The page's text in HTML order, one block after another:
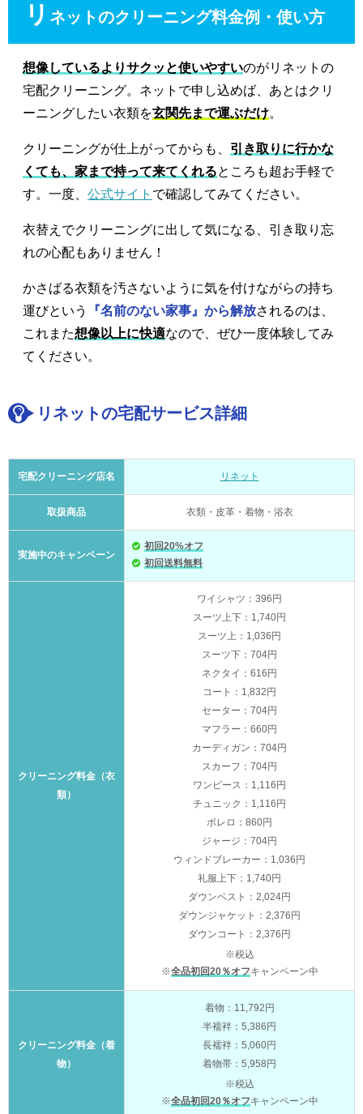
リ ネットのクリーニング料金例・使い方
想像しているよりサクッと使いやすいのがリネットの
宅配クリーニング。ネットで申し込めば、あとはクリ
ーニングしたい衣類を玄関先まで運ぶだけ。
クリーニングが仕上がってからも、 引き取りに行かな
くても、家まで持って来てくれるところも超お手軽で
す。一度、 公式サイト で確認してみてください。
衣替えでクリーニングに出して気になる、引き取り忘
れの心配もありません！
かさばる衣類を汚さないように気を付けながらの持ち
運びという
『名前のない家事』から解放されるのは、
これまた想像以上に快適なので、ぜひ一度体験してみ
てください。
リネットの宅配サービス詳細
宅配クリーニング店名 リネット
取扱商品 衣類・皮革・着物・浴衣
実施中のキャンペーン
初回20%オフ
初回送料無料
クリーニング料金（衣
類）
ワイシャツ：396円
スーツ上下：1,740円
スーツ上：1,036円
スーツ下：704円
ネクタイ：616円
コート：1,832円
セーター：704円
マフラー：660円
カーディガン：704円
スカーフ：704円
ワンピース：1,116円
チュニック：1,116円
ボレロ：860円
ジャージ：704円
ウィンドブレーカー：1,036円
礼服上下：1,740円
ダウンベスト：2,024円
ダウンジャケット：2,376円
ダウンコート：2,376円
※税込
※全品初回20％オフキャンペーン中
クリーニング料金（着
物）
着物：11,792円
半襦袢：5,386円
長襦袢：5,060円
着物帯：5,958円
※税込
※全品初回20％オフキャンペーン中